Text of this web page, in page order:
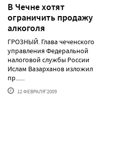
В Чечне хотят
ограничить продажу
алкоголя
ГРОЗНЫЙ. Глава чеченского
управления Федеральной
налоговой службы России
Ислам Вазарханов изложил
пр......
12 ФЕВРАЛЯ'2009